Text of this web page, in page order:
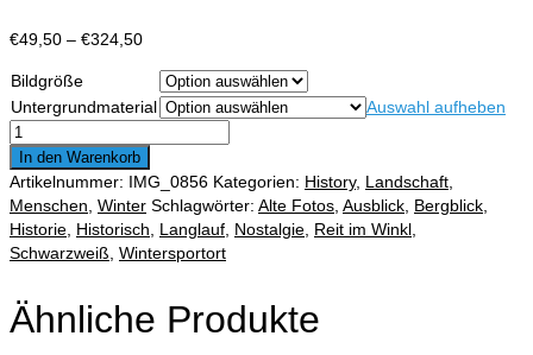
€49,50 – €324,50Preisspanne:
€324,50
Bildgröße
Untergrundmaterial
Auswahl aufheben
Deutsche
Meisterschaften
1954
Langlauf
Menge
In den Warenkorb
Artikelnummer: IMG_0856 Kategorien: History, Landschaft
Menschen Winter Schlagwörter: Alte Fotos Ausblick Bergblick
Historie Historisch Langlauf Nostalgie Reit im Winkl
Schwarzweiß Wintersportort
Ähnliche Produkte